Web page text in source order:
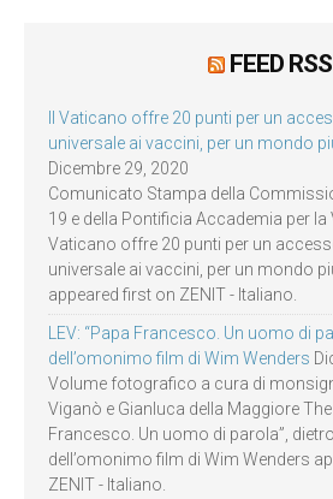
FEED RSS
Il Vaticano offre 20 punti per un
universale ai vaccini, per un mondo
Dicembre 29, 2020
Comunicato Stampa della
19 e della Pontificia Accademia per la
Vaticano offre 20 punti per un
universale ai vaccini, per un mondo
appeared first on ZENIT - Italiano.
LEV: “Papa Francesco. Un uomo di
dell’omonimo film di Wim Wenders
Volume fotografico a cura di
Viganò e Gianluca della Maggiore The
Francesco. Un uomo di parola”,
dell’omonimo film di Wim Wenders
ZENIT - Italiano.